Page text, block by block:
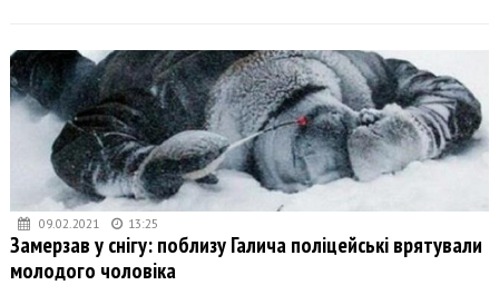
09.02.2021 13:25
Замерзав у снігу: поблизу Галича поліцейські врятували
молодого чоловіка